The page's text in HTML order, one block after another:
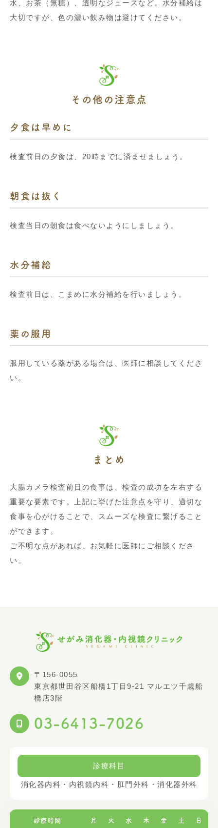
水、お茶（無糖）、透明なジュースなど。水分補給は
大切ですが、色の濃い飲み物は避けてください。
その他の注意点
夕食は早めに
検査前日の夕食は、20時までに済ませましょう。
朝食は抜く
検査当日の朝食は食べないようにしましょう。
水分補給
検査前日は、こまめに水分補給を行いましょう。
薬の服用
服用している薬がある場合は、医師に相談してくださ
い。
まとめ
大腸カメラ検査前日の食事は、検査の成功を左右する
重要な要素です。上記に挙げた注意点を守り、適切な
食事を心がけることで、スムーズな検査に繋げること
ができます。
ご不明な点があれば、お気軽に医師にご相談くださ
い。
〒156-0055
東京都世田谷区船橋1丁目9-21 マルエツ千歳船
橋店3階
03-6413-7026
診療科目
消化器内科・内視鏡内科・肛門外科・消化器外科
診療時間 月 火 水 木 金 土 日